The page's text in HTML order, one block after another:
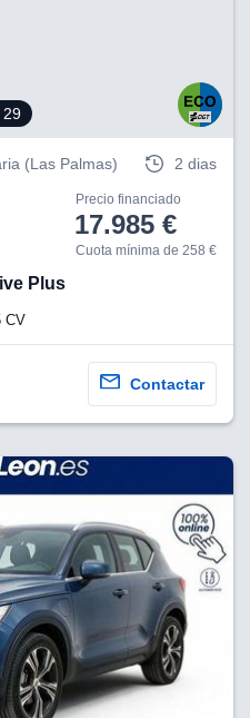
29
(Las Palmas) 2 dias
Precio financiado
17.985 €
Cuota mínima de 258 €
Plus
CV
Contactar